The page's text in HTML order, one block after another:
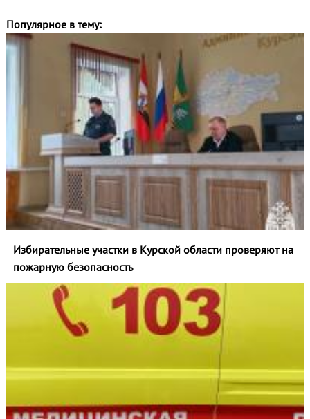
Популярное в тему:
Избирательные участки в Курской области проверяют на
пожарную безопасность